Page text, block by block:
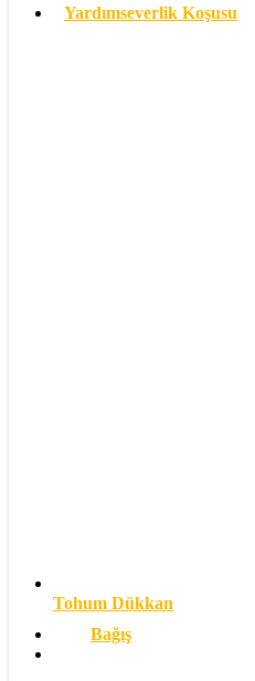
Yardımseverlik Koşusu
Tohum Dükkan
Bağış